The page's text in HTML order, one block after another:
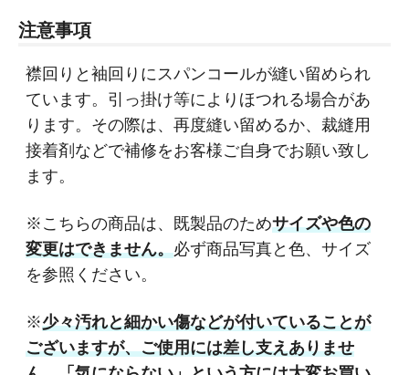
注意事項
襟回りと袖回りにスパンコールが縫い留められ
ています。引っ掛け等によりほつれる場合があ
ります。その際は、再度縫い留めるか、裁縫用
接着剤などで補修をお客様ご自身でお願い致し
ます。
※こちらの商品は、既製品のためサイズや色の
変更はできません。必ず商品写真と色、サイズ
を参照ください。
※少々汚れと細かい傷などが付いていることが
ございますが、ご使用には差し支えありませ